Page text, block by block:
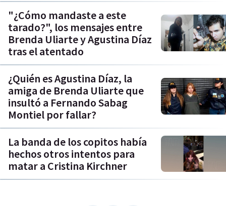
"¿Cómo mandaste a este
tarado?", los mensajes entre
Brenda Uliarte y Agustina Díaz
tras el atentado
¿Quién es Agustina Díaz, la
amiga de Brenda Uliarte que
insultó a Fernando Sabag
Montiel por fallar?
La banda de los copitos había
hechos otros intentos para
matar a Cristina Kirchner